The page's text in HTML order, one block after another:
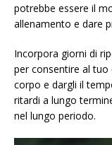
potrebbe essere il
allenamento e dare
Incorpora giorni di
per consentire al tuo
corpo e dargli il
ritardi a lungo
nel lungo periodo.